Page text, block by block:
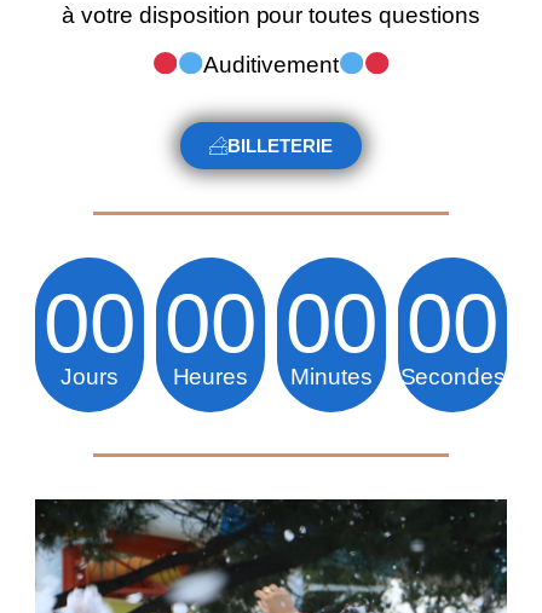
à votre disposition pour toutes questions
Auditivement
BILLETERIE
00
Jours
00
Heures
00
Minutes
00
Secondes